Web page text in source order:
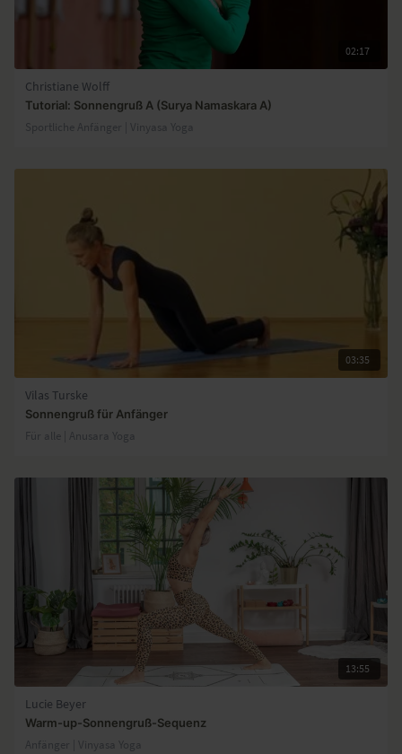
02:17
Christiane Wolff
Tutorial: Sonnengruß A (Surya Namaskara A)
Sportliche Anfänger | Vinyasa Yoga
03:35
Vilas Turske
Sonnengruß für Anfänger
Für alle | Anusara Yoga
13:55
Lucie Beyer
Warm-up-Sonnengruß-Sequenz
Anfänger | Vinyasa Yoga